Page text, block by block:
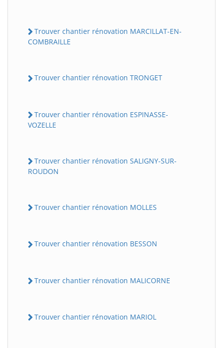
Trouver chantier rénovation MARCILLAT-EN-
COMBRAILLE
Trouver chantier rénovation TRONGET
Trouver chantier rénovation ESPINASSE-
VOZELLE
Trouver chantier rénovation SALIGNY-SUR-
ROUDON
Trouver chantier rénovation MOLLES
Trouver chantier rénovation BESSON
Trouver chantier rénovation MALICORNE
Trouver chantier rénovation MARIOL